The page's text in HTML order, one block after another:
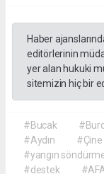
Haber
editörlerinin
yer alan hukuki
sitemizin hiç bir
#Bucak
#Aydın
#Çine
#yangın
#destek